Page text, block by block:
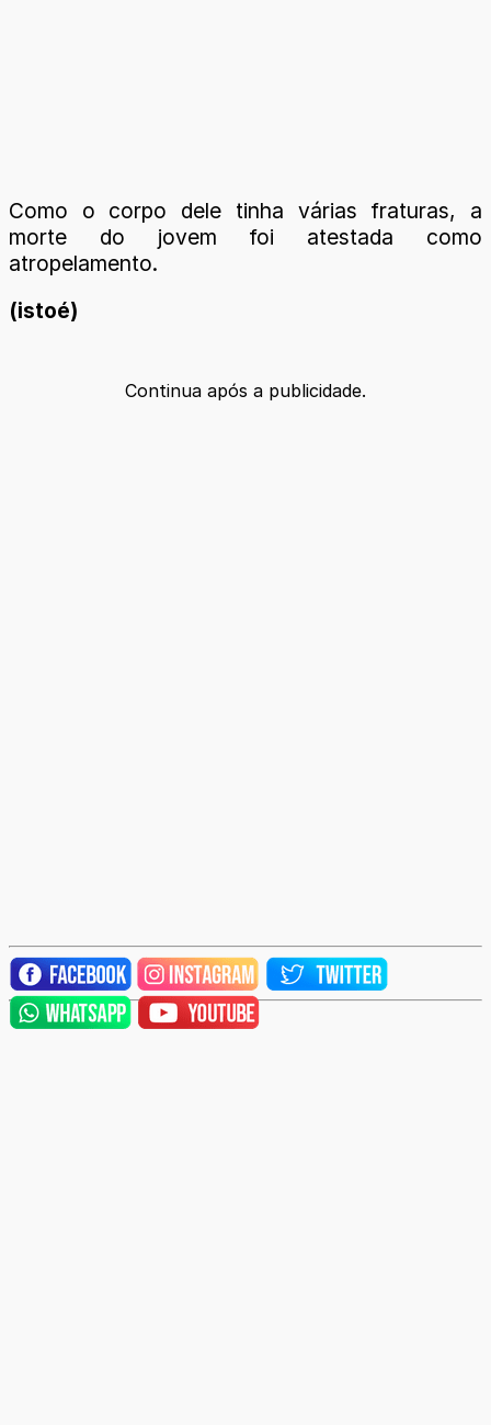
Como o corpo dele tinha várias fraturas, a
morte do jovem foi atestada como
atropelamento.
(istoé)
Continua após a publicidade.